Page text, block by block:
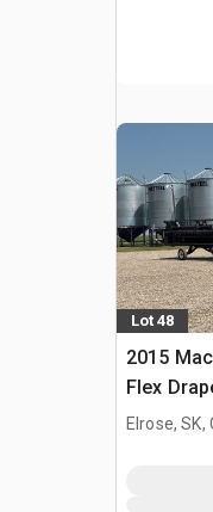
Lot 48
2015
Flex
Elrose, SK,